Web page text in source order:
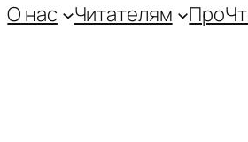
О нас Читателям